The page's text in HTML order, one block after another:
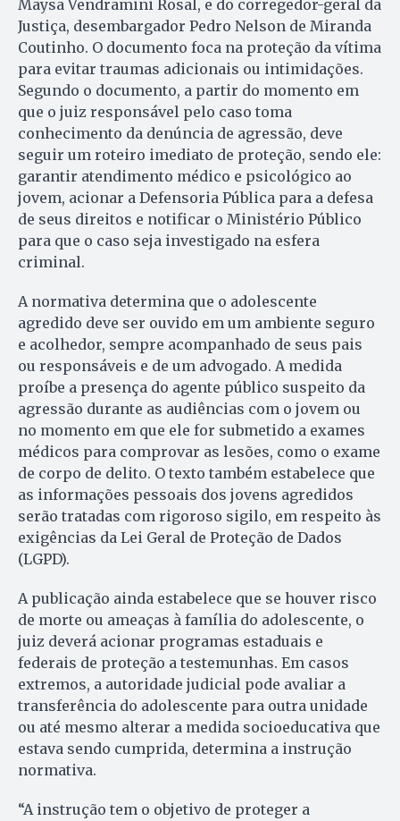
Maysa Vendramini Rosal, e do corregedor-geral da
Justiça, desembargador Pedro Nelson de Miranda
Coutinho. O documento foca na proteção da vítima
para evitar traumas adicionais ou intimidações.
Segundo o documento, a partir do momento em
que o juiz responsável pelo caso toma
conhecimento da denúncia de agressão, deve
seguir um roteiro imediato de proteção, sendo ele:
garantir atendimento médico e psicológico ao
jovem, acionar a Defensoria Pública para a defesa
de seus direitos e notificar o Ministério Público
para que o caso seja investigado na esfera
criminal.
A normativa determina que o adolescente
agredido deve ser ouvido em um ambiente seguro
e acolhedor, sempre acompanhado de seus pais
ou responsáveis e de um advogado. A medida
proíbe a presença do agente público suspeito da
agressão durante as audiências com o jovem ou
no momento em que ele for submetido a exames
médicos para comprovar as lesões, como o exame
de corpo de delito. O texto também estabelece que
as informações pessoais dos jovens agredidos
serão tratadas com rigoroso sigilo, em respeito às
exigências da Lei Geral de Proteção de Dados
(LGPD).
A publicação ainda estabelece que se houver risco
de morte ou ameaças à família do adolescente, o
juiz deverá acionar programas estaduais e
federais de proteção a testemunhas. Em casos
extremos, a autoridade judicial pode avaliar a
transferência do adolescente para outra unidade
ou até mesmo alterar a medida socioeducativa que
estava sendo cumprida, determina a instrução
normativa.
“A instrução tem o objetivo de proteger a